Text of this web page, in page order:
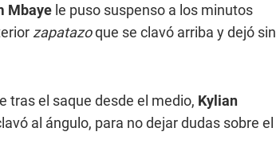
Mbaye le puso suspenso a los minutos
zapatazoque se clavó arriba y dejó sin
tras el saque desde el medio, Kylian
al ángulo, para no dejar dudas sobre el